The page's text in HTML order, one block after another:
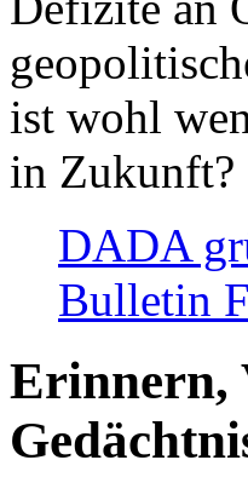
ist wohl
in Zukunft?
DADA
Bulletin
Erinnern,